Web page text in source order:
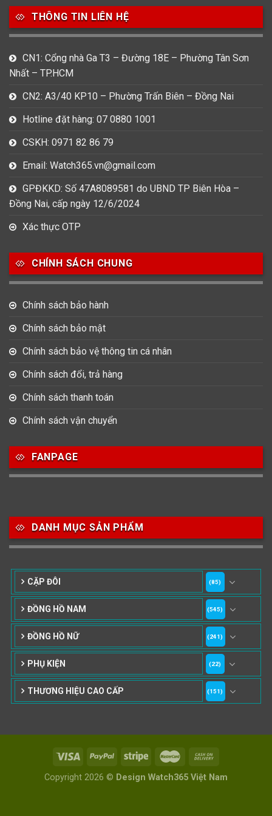
Nam Nữ
Nước sản xuất
Anh Quốc Áo Đức
49 474
Thổ Nhĩ Kỳ Thụy Sỹ
27
Ý
17
Bát Giác Mặt tròn Mặt vuông
15
Chất liệu dây
73
Dây Kim Loại Dây Mess
Size Mặt
107
37-39mm
170
40mm 41mm
42mm 43mm 44-47mm
10
48-52mm
1
THÔNG TIN LIÊN HỆ
CN1: Cổng nhà Ga T3 – Đường 18E – Phường Tân Sơn
Nhất – TP.HCM
CN2: A3/40 KP10 – Phường Trấn Biên – Đồng Nai
Hotline đặt hàng: 07 0880 1001
CSKH: 0971 82 86 79
Email: Watch365.vn@gmail.com
GPĐKKD: Số 47A8089581 do UBND TP Biên Hòa –
Đồng Nai, cấp ngày 12/6/2024
Xác thực OTP
CHÍNH SÁCH CHUNG
Chính sách bảo hành
Chính sách bảo mật
Chính sách bảo vệ thông tin cá nhân
Chính sách đổi, trả hàng
Chính sách thanh toán
Chính sách vận chuyển
FANPAGE
DANH MỤC SẢN PHẨM
CẶP ĐÔI (85)
ĐỒNG HỒ NAM (545)
ĐỒNG HỒ NỮ (241)
PHỤ KIỆN (22)
THƯƠNG HIỆU CAO CẤP (151)
Copyright 2026 © Design Watch365 Việt Nam